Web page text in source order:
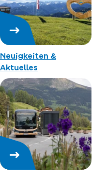
Neuigkeiten &
Aktuelles